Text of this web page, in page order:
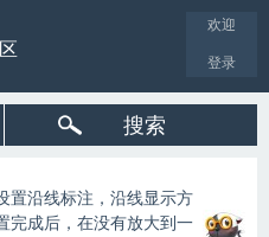
欢迎
登录
搜索
置沿线标注，沿线显示方
完成后，在没有放大到一